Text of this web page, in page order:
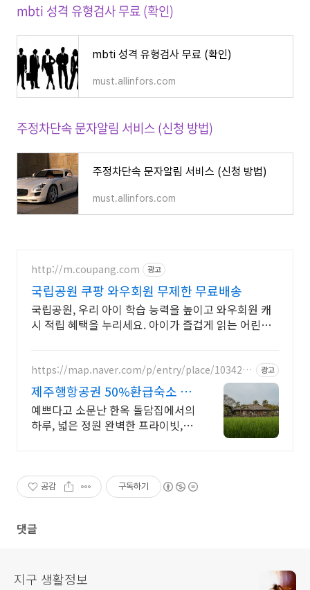
mbti 성격 유형검사 무료 (확인)
mbti 성격 유형검사 무료 (확인)
must.allinfors.com
주정차단속 문자알림 서비스 (신청 방법)
주정차단속 문자알림 서비스 (신청 방법)
must.allinfors.com
http://m.coupang.com 광고
국립공원 쿠팡 와우회원 무제한 무료배송
국립공원, 우리 아이 학습 능력을 높이고 와우회원 캐
시 적립 혜택을 누리세요. 아이가 즐겁게 읽는 어린이
https://map.naver.com/p/entry/place/1034285
광고
제주행항공권 50%환급숙소 대
가족형 감성돌집 8인까지
예쁘다고 소문난 한옥 돌담집에서의
하루, 넓은 정원 완벽한 프라이빗, 돌
공감 구독하기
댓글
지구 생활정보